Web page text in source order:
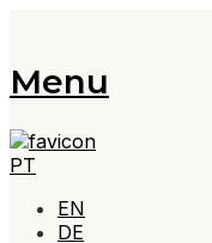
Menu
PT
EN
DE